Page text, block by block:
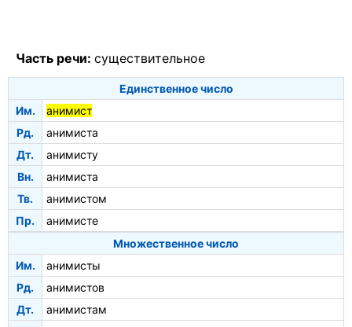
Часть речи: существительное
Единственное число
Им.
анимист
Рд.
анимиста
Дт.
анимисту
Вн.
анимиста
Тв.
анимистом
Пр.
анимисте
Множественное число
Им.
анимисты
Рд.
анимистов
Дт.
анимистам